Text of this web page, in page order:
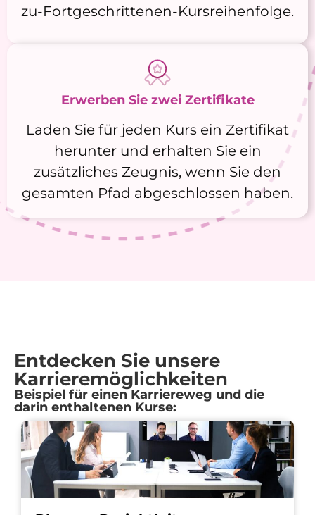
zu-Fortgeschrittenen-Kursreihenfolge.
Erwerben Sie zwei Zertifikate
Laden Sie für jeden Kurs ein Zertifikat
herunter und erhalten Sie ein
zusätzliches Zeugnis, wenn Sie den
gesamten Pfad abgeschlossen haben.
Entdecken Sie unsere
Karrieremöglichkeiten
Beispiel für einen Karriereweg und die
darin enthaltenen Kurse: